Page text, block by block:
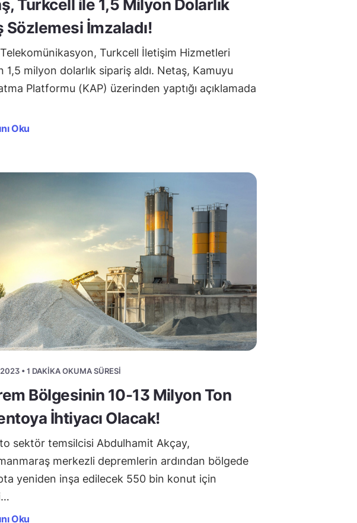
Turkcell ile 1,5 Milyon Dolarlık
Sözlemesi İmzaladı!
Turkcell İletişim Hizmetleri
1,5 milyon dolarlık sipariş aldı. Netaş, Kamuyu
Platformu (KAP) üzerinden yaptığı açıklamada
Oku
• 1 DAKIKA OKUMA SÜRESI
Bölgesinin 10-13 Milyon Ton
İhtiyacı Olacak!
sektör temsilcisi Abdulhamit Akçay,
merkezli depremlerin ardından bölgede
yeniden inşa edilecek 550 bin konut için
Oku